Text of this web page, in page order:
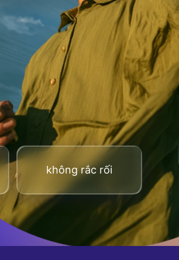
không rắc rối